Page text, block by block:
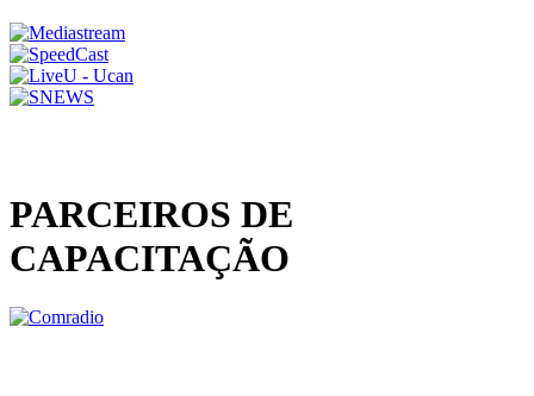
PARCEIROS DE
CAPACITAÇÃO